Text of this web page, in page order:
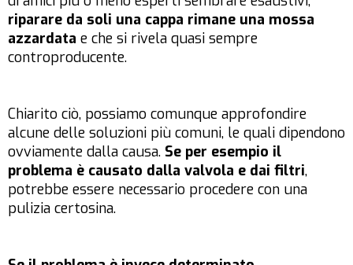
riparare da soli una cappa rimane una mossa
azzardata e che si rivela quasi sempre
controproducente.
Chiarito ciò, possiamo comunque approfondire
alcune delle soluzioni più comuni, le quali dipendono
ovviamente dalla causa. Se per esempio il
problema è causato dalla valvola e dai filtri,
potrebbe essere necessario procedere con una
pulizia certosina.